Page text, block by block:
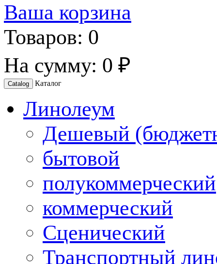
Ваша корзина
Товаров: 0
На сумму: 0 ₽
Catalog Каталог
Линолеум
Дешевый
бытовой
полукоммерческий
коммерческий
Сценический
Транспортный